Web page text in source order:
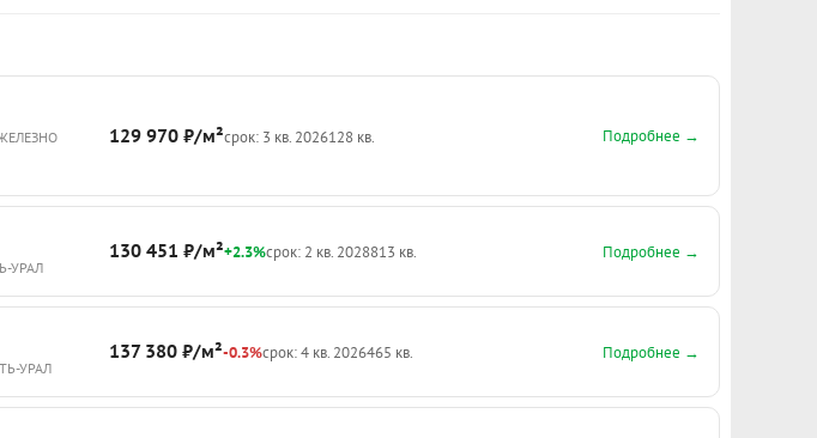
129 970 ₽/м²срок: 3 кв. 2026128 кв. Подробнее →
УРАЛ
130 451 ₽/м²+2.3%срок: 2 кв. 2028813 кв. Подробнее →
УРАЛ
137 380 ₽/м²-0.3%срок: 4 кв. 2026465 кв. Подробнее →